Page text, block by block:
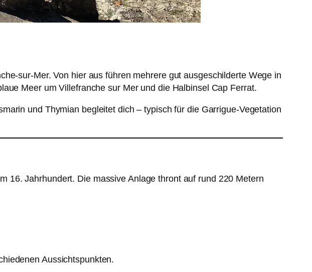
sur-Mer. Von hier aus führen mehrere gut ausgeschilderte Wege in
Meer um Villefranche sur Mer und die Halbinsel Cap Ferrat.
und Thymian begleitet dich – typisch für die Garrigue-Vegetation
16. Jahrhundert. Die massive Anlage thront auf rund 220 Metern
Aussichtspunkten.